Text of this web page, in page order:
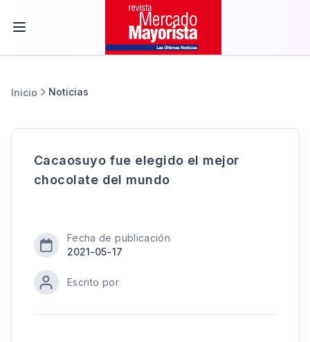
Inicio Noticias
Cacaosuyo fue elegido el mejor
chocolate del mundo
Fecha de publicación
2021-05-17
Escrito por